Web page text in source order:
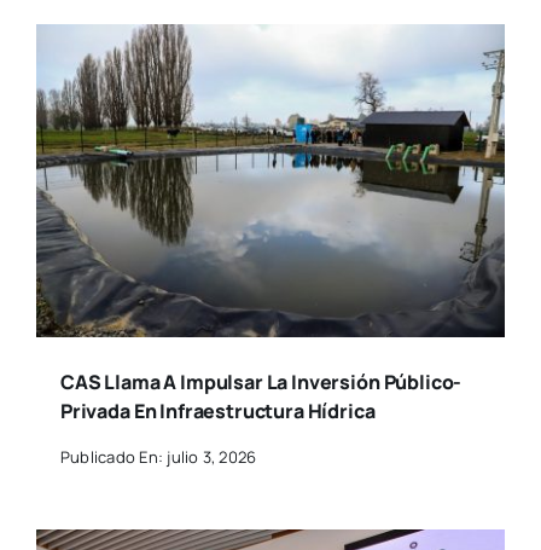
CAS Llama A Impulsar La Inversión Público-
Privada En Infraestructura Hídrica
Publicado En: julio 3, 2026